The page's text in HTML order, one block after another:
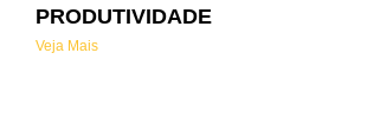
PRODUTIVIDADE
Veja Mais